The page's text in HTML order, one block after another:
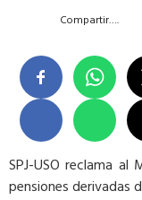
Compartir….
SPJ-USO reclama
pensiones derivadas